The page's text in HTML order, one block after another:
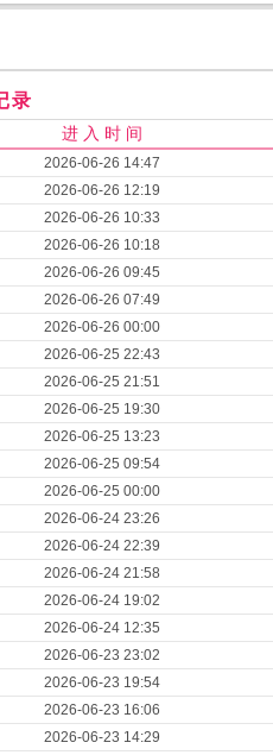
录
进 入 时 间
2026-06-26 14:47
2026-06-26 12:19
2026-06-26 10:33
2026-06-26 10:18
2026-06-26 09:45
2026-06-26 07:49
2026-06-26 00:00
2026-06-25 22:43
2026-06-25 21:51
2026-06-25 19:30
2026-06-25 13:23
2026-06-25 09:54
2026-06-25 00:00
2026-06-24 23:26
2026-06-24 22:39
2026-06-24 21:58
2026-06-24 19:02
2026-06-24 12:35
2026-06-23 23:02
2026-06-23 19:54
2026-06-23 16:06
2026-06-23 14:29